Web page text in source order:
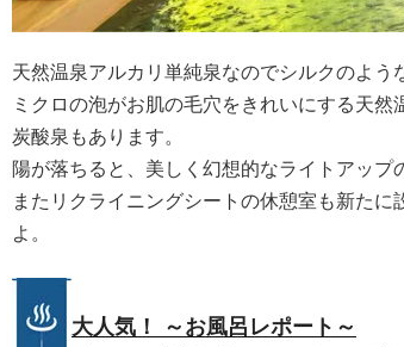
天然温泉アルカリ単純泉なのでシルクのよう
ミクロの泡がお肌の毛穴をきれいにする天
炭酸泉もあります。
陽が落ちると、美しく幻想的なライトアップ
またリクライニングシートの休憩室も新た
よ。
大人気！ ～お風呂レポート～